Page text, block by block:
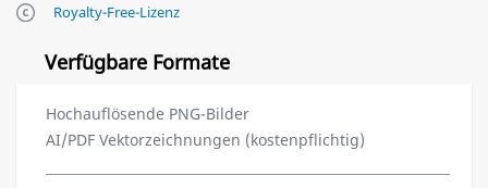
Royalty-Free-Lizenz
Verfügbare Formate
Hochauflösende PNG-Bilder
AI/PDF Vektorzeichnungen (kostenpflichtig)